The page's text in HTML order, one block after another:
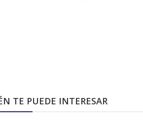
TE PUEDE INTERESAR